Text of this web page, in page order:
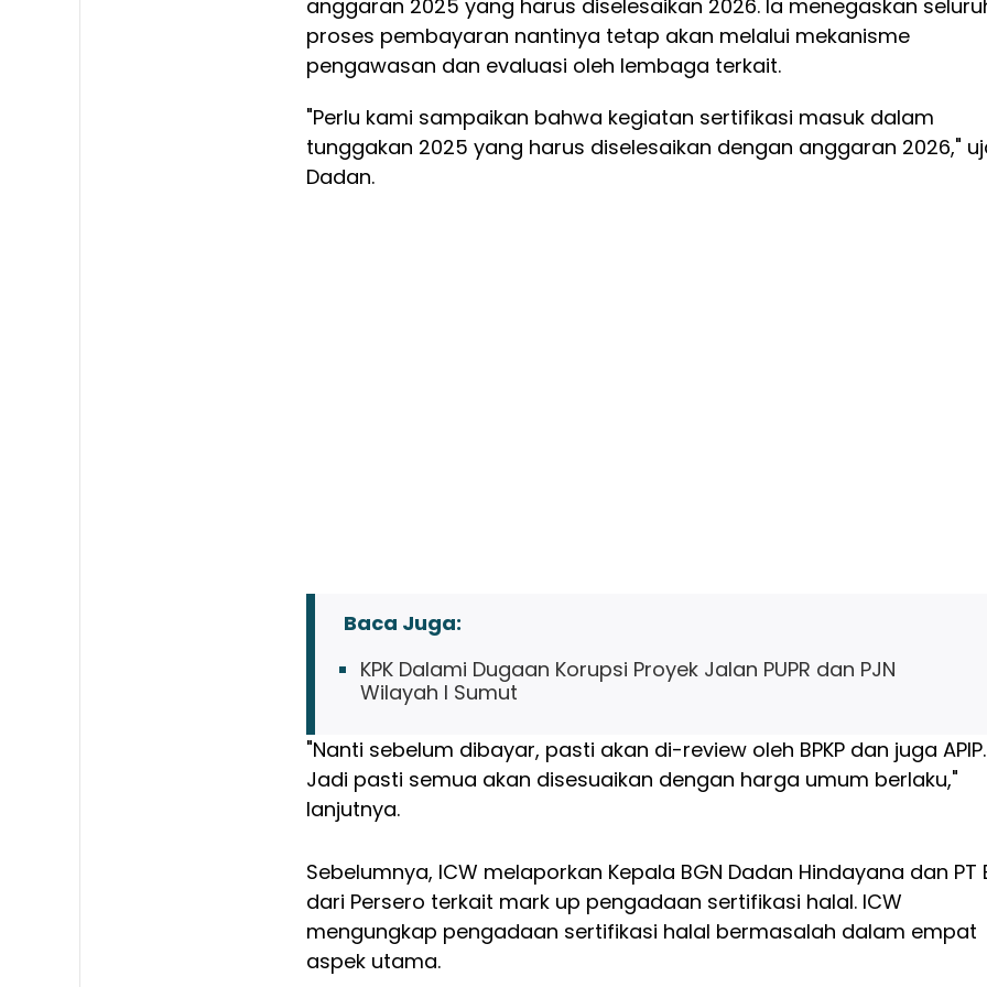
anggaran 2025 yang harus diselesaikan 2026. Ia menegaskan
proses pembayaran nantinya tetap akan melalui mekanisme
pengawasan dan evaluasi oleh lembaga terkait.
"Perlu kami sampaikan bahwa kegiatan sertifikasi masuk dalam
tunggakan 2025 yang harus diselesaikan dengan anggaran 2026,"
Dadan.
Baca Juga:
KPK Dalami Dugaan Korupsi Proyek Jalan PUPR dan PJN
Wilayah I Sumut
"Nanti sebelum dibayar, pasti akan di-review oleh BPKP dan juga APIP.
Jadi pasti semua akan disesuaikan dengan harga umum berlaku,"
lanjutnya.
Sebelumnya, ICW melaporkan Kepala BGN Dadan Hindayana dan PT
dari Persero terkait mark up pengadaan sertifikasi halal. ICW
mengungkap pengadaan sertifikasi halal bermasalah dalam empat
aspek utama.